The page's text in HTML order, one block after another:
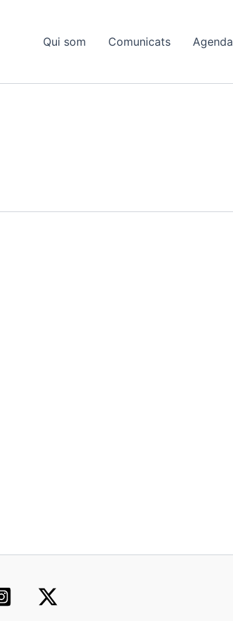
Qui som Comunicats Agenda